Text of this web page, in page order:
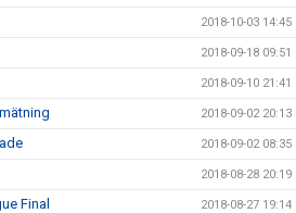
2018-10-03 14:45
2018-09-18 09:51
2018-09-10 21:41
2018-09-02 20:13
2018-09-02 08:35
2018-08-28 20:19
Final 2018-08-27 19:14